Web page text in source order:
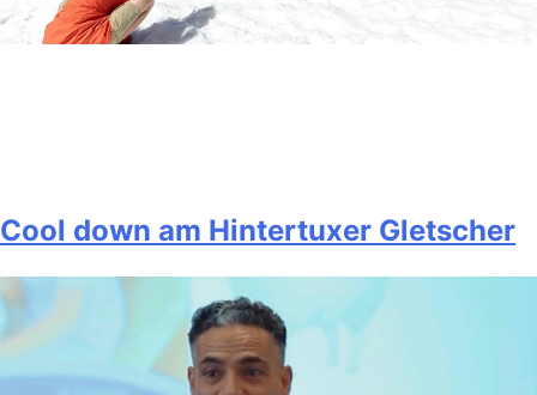
Cool down am Hintertuxer Gletscher